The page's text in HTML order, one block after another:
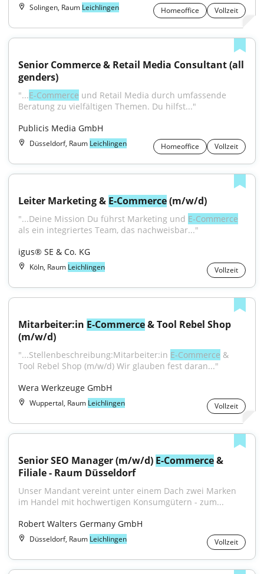
Solingen, Raum Leichlingen Homeoffice Vollzeit
Senior Commerce & Retail Media Consultant (all
genders)
"...E-Commerce und Retail Media durch umfassende
Beratung zu vielfältigen Themen. Du hilfst..."
Publicis Media GmbH
Düsseldorf, Raum Leichlingen Homeoffice Vollzeit
Leiter Marketing & E-Commerce (m/w/d)
"...Deine Mission Du führst Marketing und E‑Commerce
als ein integriertes Team, das nachweisbar..."
igus® SE & Co. KG
Köln, Raum Leichlingen Vollzeit
Mitarbeiter:in E-Commerce & Tool Rebel Shop
(m/w/d)
"...Stellenbeschreibung:Mitarbeiter:in E-Commerce &
Tool Rebel Shop (m/w/d) Wir glauben fest daran..."
Wera Werkzeuge GmbH
Wuppertal, Raum Leichlingen Vollzeit
Senior SEO Manager (m/w/d) E-Commerce &
Filiale - Raum Düsseldorf
Unser Mandant vereint unter einem Dach zwei Marken
im Handel mit hochwertigen Konsumgütern - zum...
Robert Walters Germany GmbH
Düsseldorf, Raum Leichlingen Vollzeit